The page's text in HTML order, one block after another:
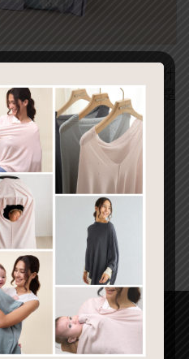
，你是否也曾煩惱：該送什
讓爸媽們真正用得上？無論是